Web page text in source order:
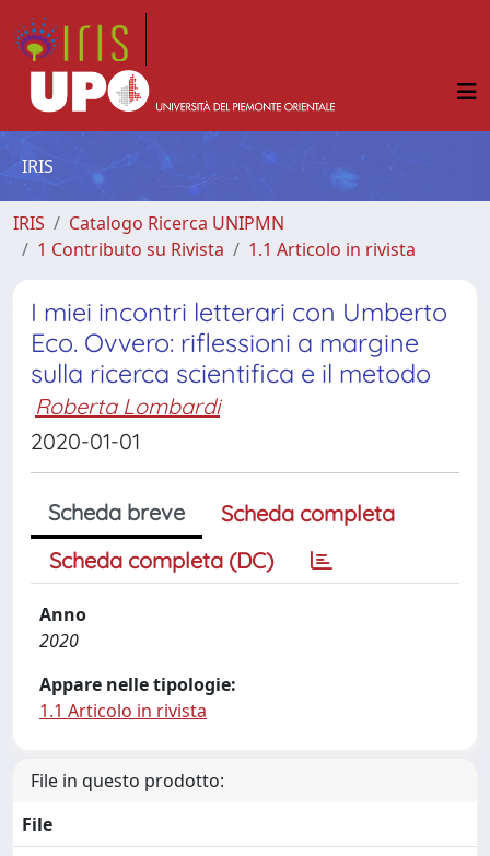
IRIS
IRIS
Catalogo Ricerca UNIPMN
1 Contributo su Rivista
1.1 Articolo in rivista
I miei incontri letterari con Umberto
Eco. Ovvero: riflessioni a margine
sulla ricerca scientifica e il metodo
Roberta Lombardi
2020-01-01
Scheda breve
Scheda completa
Scheda completa (DC)
Anno
2020
Appare nelle tipologie:
1.1 Articolo in rivista
File in questo prodotto:
File